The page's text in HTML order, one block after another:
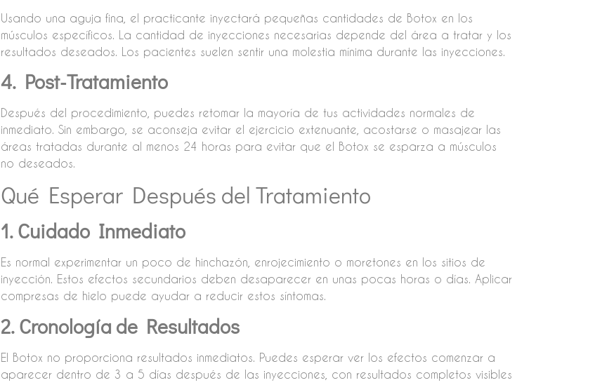
Usando una aguja fina, el practicante inyectará pequeñas cantidades de Botox en los
músculos específicos. La cantidad de inyecciones necesarias depende del área a tratar y los
resultados deseados. Los pacientes suelen sentir una molestia mínima durante las inyecciones.
4. Post-Tratamiento
Después del procedimiento, puedes retomar la mayoría de tus actividades normales de
inmediato. Sin embargo, se aconseja evitar el ejercicio extenuante, acostarse o masajear las
áreas tratadas durante al menos 24 horas para evitar que el Botox se esparza a músculos
no deseados.
Qué Esperar Después del Tratamiento
1. Cuidado Inmediato
Es normal experimentar un poco de hinchazón, enrojecimiento o moretones en los sitios de
inyección. Estos efectos secundarios deben desaparecer en unas pocas horas o días. Aplicar
compresas de hielo puede ayudar a reducir estos síntomas.
2. Cronología de Resultados
El Botox no proporciona resultados inmediatos. Puedes esperar ver los efectos comenzar a
aparecer dentro de 3 a 5 días después de las inyecciones, con resultados completos visibles